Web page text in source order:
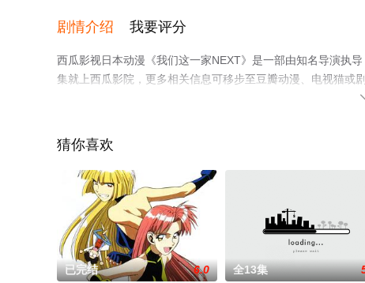
剧情介绍 我要评分
西瓜影视日本动漫《我们这一家NEXT》是一部由知名导演执
集就上西瓜影院，更多相关信息可移步至豆瓣动漫、电视猫或
猜你喜欢
已完结 6.0 全13集